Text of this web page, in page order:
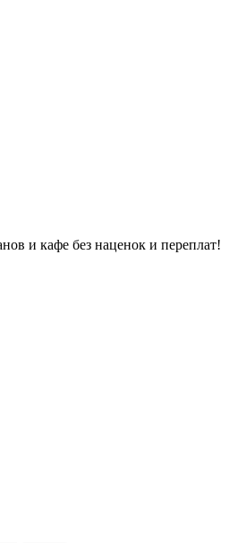
и кафе без наценок и переплат!